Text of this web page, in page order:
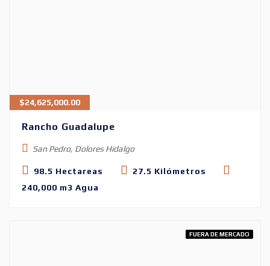
$24,625,000.00
Rancho Guadalupe
San Pedro, Dolores Hidalgo
98.5 Hectareas
27.5 Kilómetros
240,000 m3 Agua
FUERA DE MERCADO